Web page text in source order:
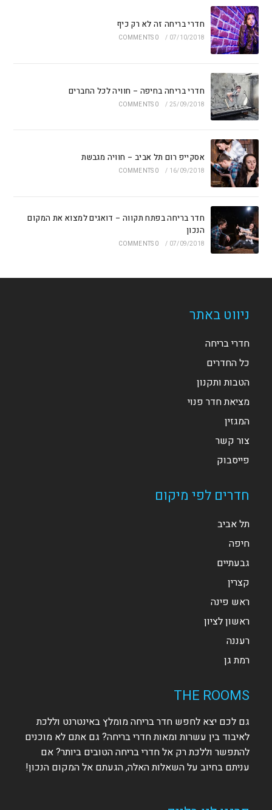
חדרי בריחה זה לא רק כיף
07/10/2018
/
0 COMMENTS
חדרי בריחה בחיפה – חוויה לכל החברים
25/09/2018
/
0 COMMENTS
אסקייפ רום תל אביב – חוויה מגבשת
16/09/2018
/
0 COMMENTS
חדר בריחה בפתח תקווה – דואגים למצוא את המקום
הנכון
07/09/2018
/
0 COMMENTS
ניווט באתר
חדרי בריחה
כל החדרים
הטבות ותקנון
מציאת חדר פנוי
המגזין
צור קשר
פייסבוק
חדרים לפי מיקום
תל אביב
חיפה
גבעתיים
קצרין
ראש פינה
ראשון לציון
רעננה
רמת גן
THE ROOMS
גם לכם יצא לחפש חדר בריחה מומלץ באינטרנט וללכת
לאיבוד בין עשרות ומאות חדרי בריחה? גם אתם לא מוכנים
להתפשר וללכת רק אל חדרי בריחה הטובים ביותר? אם
עניתם בחיוב על השאלות האלה, הגעתם אל המקום הנכון!